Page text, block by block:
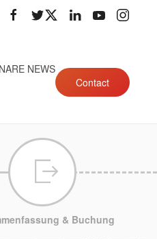
NEWS
Contact
& Buchung